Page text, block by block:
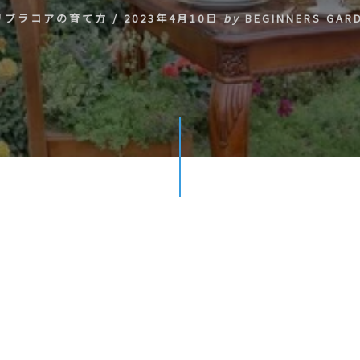
ブラコアの育て方/ 2023年4月10日 by BEGINNERS